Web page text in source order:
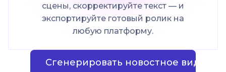
сцены, скорректируйте текст — и
экспортируйте готовый ролик на
любую платформу.
Сгенерировать новостное видео